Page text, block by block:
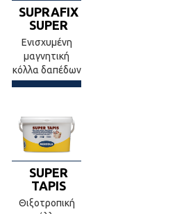
SUPRAFIX
SUPER
Ενισχυμένη
μαγνητική
κόλλα δαπέδων
SUPER
TAPIS
Θιξοτροπική